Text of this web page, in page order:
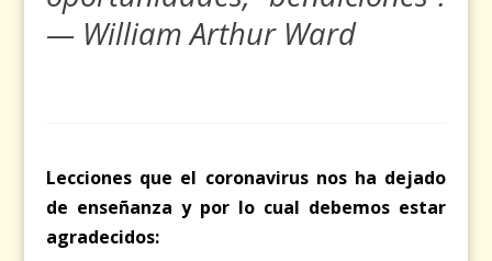
— William Arthur Ward
Lecciones que el coronavirus nos ha dejado
de enseñanza y por lo cual debemos estar
agradecidos: